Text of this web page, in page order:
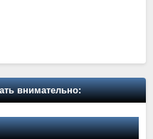
внимательно: